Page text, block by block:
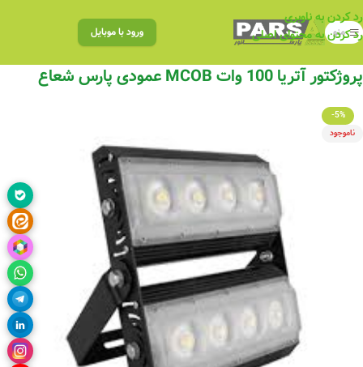
رد کردن به ناوبری
رد کردن به محتوای اصلی
منو ورود با موبایل
پروژکتور آتریا 100 وات MCOB عمودی پارس شعاع
-5%
ناموجود